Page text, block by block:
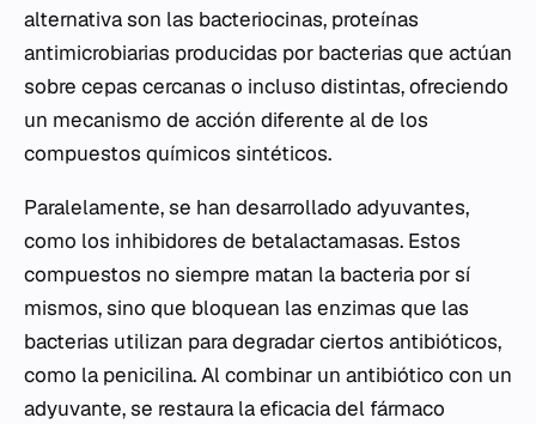
alternativa son las bacteriocinas, proteínas
antimicrobiarias producidas por bacterias que actúan
sobre cepas cercanas o incluso distintas, ofreciendo
un mecanismo de acción diferente al de los
compuestos químicos sintéticos.
Paralelamente, se han desarrollado adyuvantes,
como los inhibidores de betalactamasas. Estos
compuestos no siempre matan la bacteria por sí
mismos, sino que bloquean las enzimas que las
bacterias utilizan para degradar ciertos antibióticos,
como la penicilina. Al combinar un antibiótico con un
adyuvante, se restaura la eficacia del fármaco